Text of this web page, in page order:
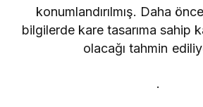
konumlandırılmış. Daha
bilgilerde kare tasarıma sahip
olacağı tahmin
.